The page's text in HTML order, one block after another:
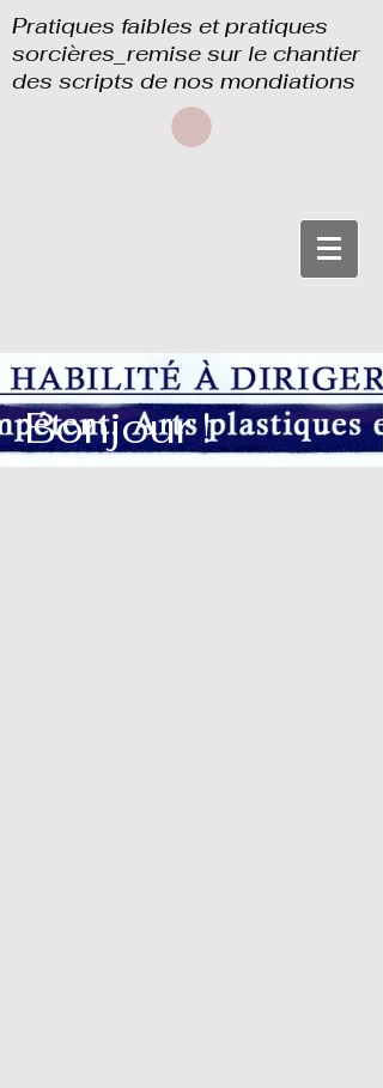
Pratiques faibles et pratiques
sorcières_remise sur le chantier
des scripts de nos mondiations
Bonjour !